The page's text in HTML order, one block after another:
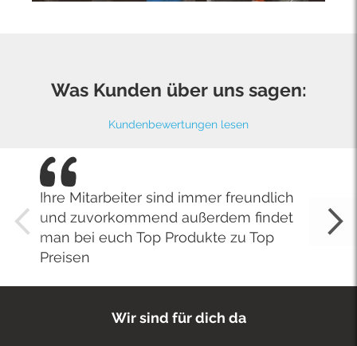
Was Kunden über uns sagen:
Kundenbewertungen lesen
Ihre Mitarbeiter sind immer freundlich
und zuvorkommend außerdem findet
man bei euch Top Produkte zu Top
Preisen
Wir sind für dich da